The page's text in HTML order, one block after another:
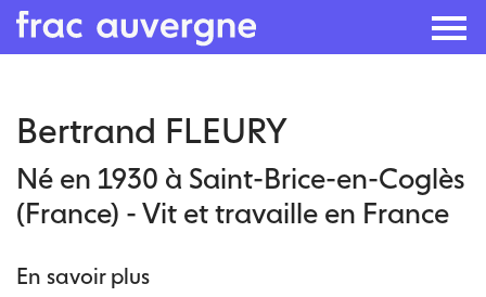
content
Bertrand FLEURY
Né en 1930 à Saint-Brice-en-Coglès
(France) - Vit et travaille en France
En savoir plus